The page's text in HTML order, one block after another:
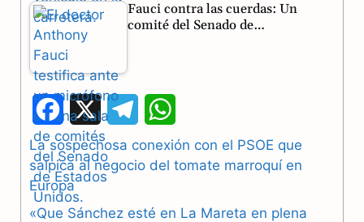
Fauci contra las cuerdas: Un
comité del Senado de…
F
a
c
e
X
e
l
h
a
La sospechosa conexión con el PSOE que
salpica al negocio del tomate marroquí en
Europa
«Que Sánchez esté en La Mareta en plena